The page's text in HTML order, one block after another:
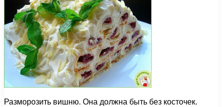
Разморозить вишню. Она должна быть без косточек.